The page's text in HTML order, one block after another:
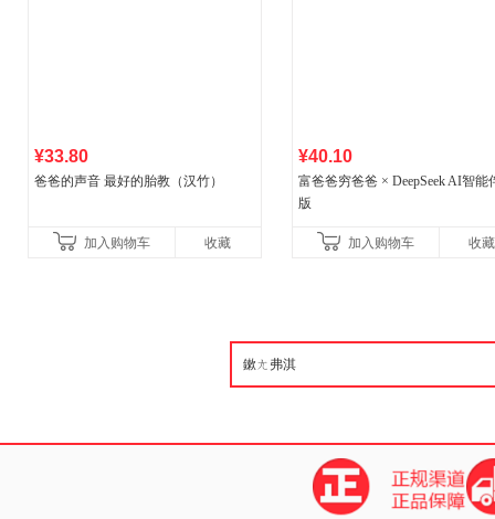
¥33.80
爸爸的声音 最好的胎教（汉竹）
加入购物车 收藏
¥40.10
富爸爸穷爸爸 × DeepSeek AI智能
版
加入购物车 收藏